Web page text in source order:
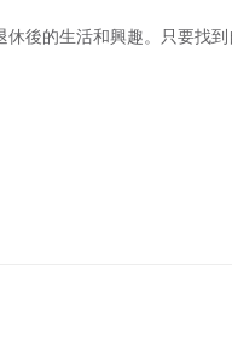
後的生活和興趣。只要找